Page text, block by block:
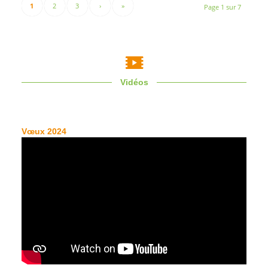
Page 1 sur 7
1 2 3 › »
Vidéos
Vœux 2024